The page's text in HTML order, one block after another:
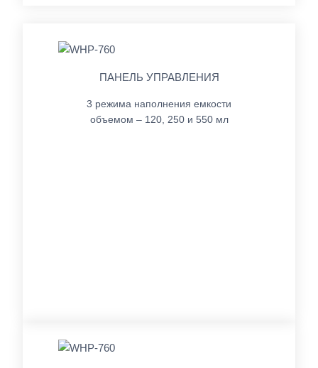
ПАНЕЛЬ УПРАВЛЕНИЯ
3 режима наполнения емкости
объемом – 120, 250 и 550 мл